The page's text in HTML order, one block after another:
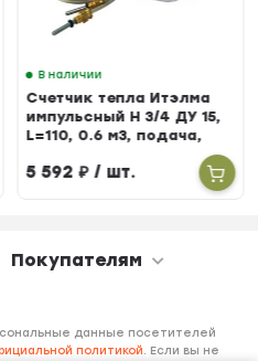
В наличии
Счетчик тепла Итэлма
импульсный Н 3/4 ДУ 15,
L=110, 0.6 м3, подача,
5 592₽/ шт.
Покупателям
данные посетителей
политикой. Если вы не